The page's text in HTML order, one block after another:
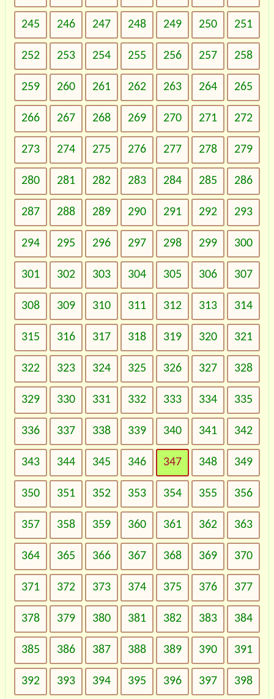
245 246 247 248 249 250 251
252 253 254 255 256 257 258
259 260 261 262 263 264 265
266 267 268 269 270 271 272
273 274 275 276 277 278 279
280 281 282 283 284 285 286
287 288 289 290 291 292 293
294 295 296 297 298 299 300
301 302 303 304 305 306 307
308 309 310 311 312 313 314
315 316 317 318 319 320 321
322 323 324 325 326 327 328
329 330 331 332 333 334 335
336 337 338 339 340 341 342
343 344 345 346 347 348 349
350 351 352 353 354 355 356
357 358 359 360 361 362 363
364 365 366 367 368 369 370
371 372 373 374 375 376 377
378 379 380 381 382 383 384
385 386 387 388 389 390 391
392 393 394 395 396 397 398